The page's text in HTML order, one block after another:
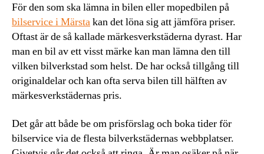
För den som ska lämna in bilen eller mopedbilen på
bilservice i Märstakan det löna sig att jämföra priser.
Oftast är de så kallade märkesverkstäderna dyrast. Har
man en bil av ett visst märke kan man lämna den till
vilken bilverkstad som helst. De har också tillgång till
originaldelar och kan ofta serva bilen till hälften av
märkesverkstädernas pris.
Det går att både be om prisförslag och boka tider för
bilservice via de flesta bilverkstädernas webbplatser.